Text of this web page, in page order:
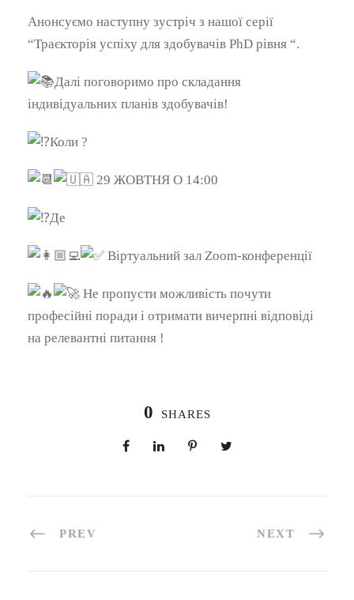
Анонсуємо наступну зустріч з нашої серії
“Траєкторія успіху для здобувачів PhD рівня “.
Далі поговоримо про складання
індивідуальних планів здобувачів!
Коли ?
29 ЖОВТНЯ О 14:00
Де
Віртуальний зал Zoom-конференції
Не пропусти можливість почути
професійні поради і отримати вичерпні відповіді
на релевантні питання !
0 SHARES
PREV NEXT